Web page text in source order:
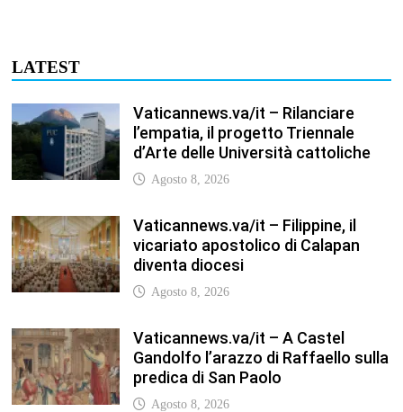
LATEST
Vaticannews.va/it – Rilanciare
l’empatia, il progetto Triennale
d’Arte delle Università cattoliche
Agosto 8, 2026
Vaticannews.va/it – Filippine, il
vicariato apostolico di Calapan
diventa diocesi
Agosto 8, 2026
Vaticannews.va/it – A Castel
Gandolfo l’arazzo di Raffaello sulla
predica di San Paolo
Agosto 8, 2026